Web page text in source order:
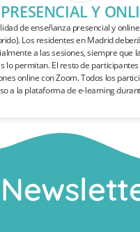
PRESENCIAL Y
de enseñanza presencial y
Los residentes en Madrid
a las sesiones, siempre que
lo permitan. El resto de
online con Zoom. Todos los
a la plataforma de e-learning